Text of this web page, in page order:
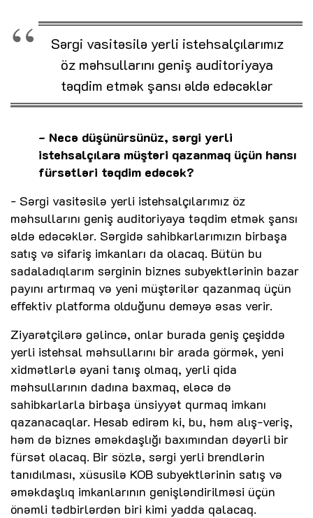
Sərgi vasitəsilə yerli istehsalçılarımız
öz məhsullarını geniş auditoriyaya
təqdim etmək şansı əldə edəcəklər
- Necə düşünürsünüz, sərgi yerli
istehsalçılara müştəri qazanmaq üçün hansı
fürsətləri təqdim edəcək?
- Sərgi vasitəsilə yerli istehsalçılarımız öz
məhsullarını geniş auditoriyaya təqdim etmək şansı
əldə edəcəklər. Sərgidə sahibkarlarımızın birbaşa
satış və sifariş imkanları da olacaq. Bütün bu
sadaladıqlarım sərginin biznes subyektlərinin bazar
payını artırmaq və yeni müştərilər qazanmaq üçün
effektiv platforma olduğunu deməyə əsas verir.
Ziyarətçilərə gəlincə, onlar burada geniş çeşiddə
yerli istehsal məhsullarını bir arada görmək, yeni
xidmətlərlə əyani tanış olmaq, yerli qida
məhsullarının dadına baxmaq, eləcə də
sahibkarlarla birbaşa ünsiyyət qurmaq imkanı
qazanacaqlar. Hesab edirəm ki, bu, həm alış-veriş,
həm də biznes əməkdaşlığı baxımından dəyərli bir
fürsət olacaq. Bir sözlə, sərgi yerli brendlərin
tanıdılması, xüsusilə KOB subyektlərinin satış və
əməkdaşlıq imkanlarının genişləndirilməsi üçün
önəmli tədbirlərdən biri kimi yadda qalacaq.